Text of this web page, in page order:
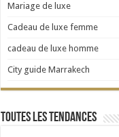
Mariage de luxe
Cadeau de luxe femme
cadeau de luxe homme
City guide Marrakech
Toutes les tendances